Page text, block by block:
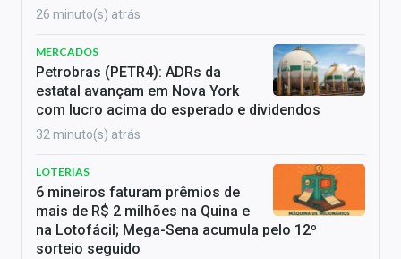
26 minuto(s) atrás
MERCADOS
Petrobras (PETR4): ADRs da
estatal avançam em Nova York
com lucro acima do esperado e dividendos
32 minuto(s) atrás
LOTERIAS
6 mineiros faturam prêmios de
mais de R$ 2 milhões na Quina e
na Lotofácil; Mega-Sena acumula pelo 12º
sorteio seguido